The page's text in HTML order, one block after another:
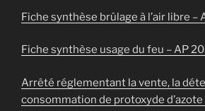
Fiche synthèse brûlage à l’air libre –
Fiche synthèse usage du feu – AP
Arrêté réglementant la vente, la
consommation de protoxyde d’azote